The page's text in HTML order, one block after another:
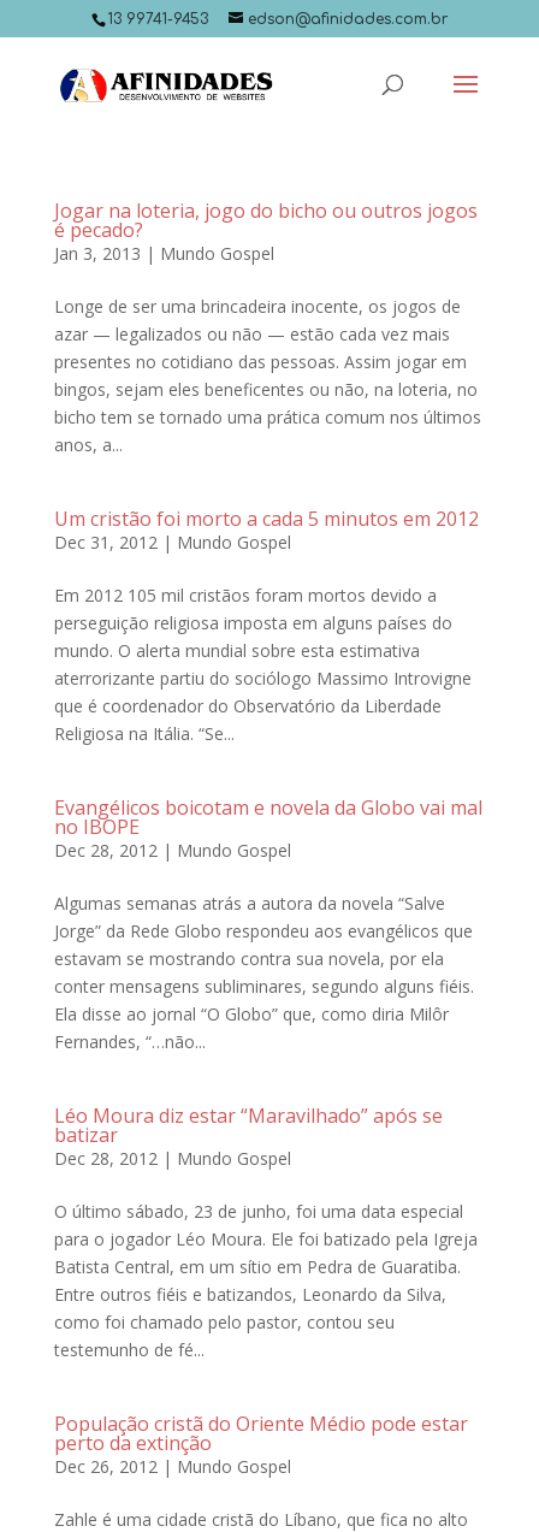
13 99741-9453 edson@afinidades.com.br
Jogar na loteria, jogo do bicho ou outros jogos
é pecado?
Jan 3, 2013 | Mundo Gospel
Longe de ser uma brincadeira inocente, os jogos de
azar — legalizados ou não — estão cada vez mais
presentes no cotidiano das pessoas. Assim jogar em
bingos, sejam eles beneficentes ou não, na loteria, no
bicho tem se tornado uma prática comum nos últimos
anos, a...
Um cristão foi morto a cada 5 minutos em 2012
Dec 31, 2012| Mundo Gospel
Em 2012 105 mil cristãos foram mortos devido a
perseguição religiosa imposta em alguns países do
mundo. O alerta mundial sobre esta estimativa
aterrorizante partiu do sociólogo Massimo Introvigne
que é coordenador do Observatório da Liberdade
Religiosa na Itália. “Se...
Evangélicos boicotam e novela da Globo vai mal
no IBOPE
Dec 28, 2012| Mundo Gospel
Algumas semanas atrás a autora da novela “Salve
Jorge” da Rede Globo respondeu aos evangélicos que
estavam se mostrando contra sua novela, por ela
conter mensagens subliminares, segundo alguns fiéis.
Ela disse ao jornal “O Globo” que, como diria Milôr
Fernandes, “…não...
Léo Moura diz estar “Maravilhado” após se
batizar
Dec 28, 2012| Mundo Gospel
O último sábado, 23 de junho, foi uma data especial
para o jogador Léo Moura. Ele foi batizado pela Igreja
Batista Central, em um sítio em Pedra de Guaratiba.
Entre outros fiéis e batizandos, Leonardo da Silva,
como foi chamado pelo pastor, contou seu
testemunho de fé...
População cristã do Oriente Médio pode estar
perto da extinção
Dec 26, 2012| Mundo Gospel
Zahle é uma cidade cristã do Líbano, que fica no alto